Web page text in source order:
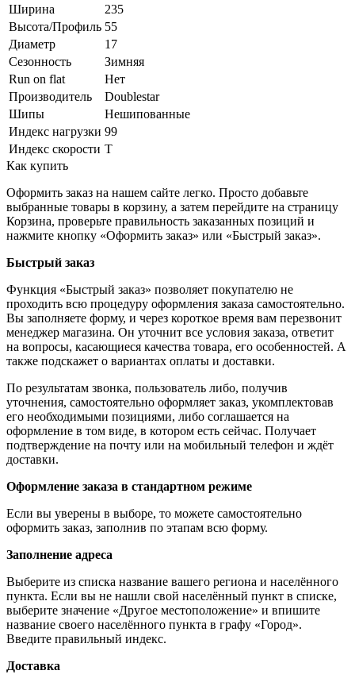
Ширина
235
Высота/Профиль 55
Диаметр
17
Сезонность
Зимняя
Run on flat
Нет
Производитель
Doublestar
Шипы
Нешипованные
Индекс нагрузки 99
Индекс скорости T
Как купить
Оформить заказ на нашем сайте легко. Просто добавьте
выбранные товары в корзину, а затем перейдите на страницу
Корзина, проверьте правильность заказанных позиций и
нажмите кнопку «Оформить заказ» или «Быстрый заказ».
Быстрый заказ
Функция «Быстрый заказ» позволяет покупателю не
проходить всю процедуру оформления заказа самостоятельно.
Вы заполняете форму, и через короткое время вам перезвонит
менеджер магазина. Он уточнит все условия заказа, ответит
на вопросы, касающиеся качества товара, его особенностей. А
также подскажет о вариантах оплаты и доставки.
По результатам звонка, пользователь либо, получив
уточнения, самостоятельно оформляет заказ, укомплектовав
его необходимыми позициями, либо соглашается на
оформление в том виде, в котором есть сейчас. Получает
подтверждение на почту или на мобильный телефон и ждёт
доставки.
Оформление заказа в стандартном режиме
Если вы уверены в выборе, то можете самостоятельно
оформить заказ, заполнив по этапам всю форму.
Заполнение адреса
Выберите из списка название вашего региона и населённого
пункта. Если вы не нашли свой населённый пункт в списке,
выберите значение «Другое местоположение» и впишите
название своего населённого пункта в графу «Город».
Введите правильный индекс.
Доставка